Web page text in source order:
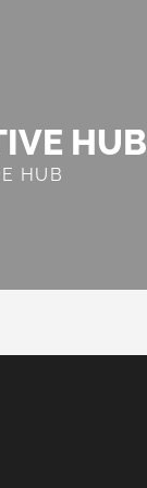
HUB
HUB